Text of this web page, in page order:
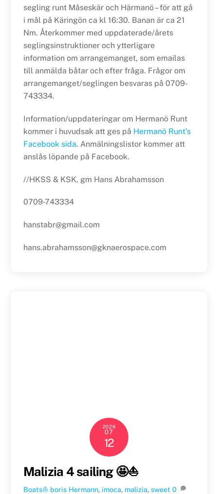
segling runt Måseskär och Härmanö – för att gå
i mål på Käringön ca kl 16:30. Banan är ca 21
Nm. Återkommer med uppdaterade/årets
seglingsinstruktioner och ytterligare
information om arrangemanget, som emailas
till anmälda båtar och efter fråga. Frågor om
arrangemanget/seglingen besvaras på 0709-
743334.
Information/uppdateringar om Hermanö Runt
kommer i huvudsak att ges på Hermanö Runt’s
Facebook sida. Anmälningslistor kommer att
anslås löpande på Facebook.
//HKSS & KSK, gm Hans Abrahamsson
0709-743334
hanstabr@gmail.com
hans.abrahamsson@gknaerospace.com
2026
07
12
Malizia 4 sailing 🤩⛵️
Boats⛵️ boris Hermann, imoca, malizia, sweet 0